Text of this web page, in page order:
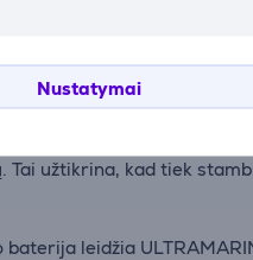
Nustatymai
šepečiais,
veikimas giliai
išorinę tinklelę ir 3
užtikrina, kad tiek
leidžia